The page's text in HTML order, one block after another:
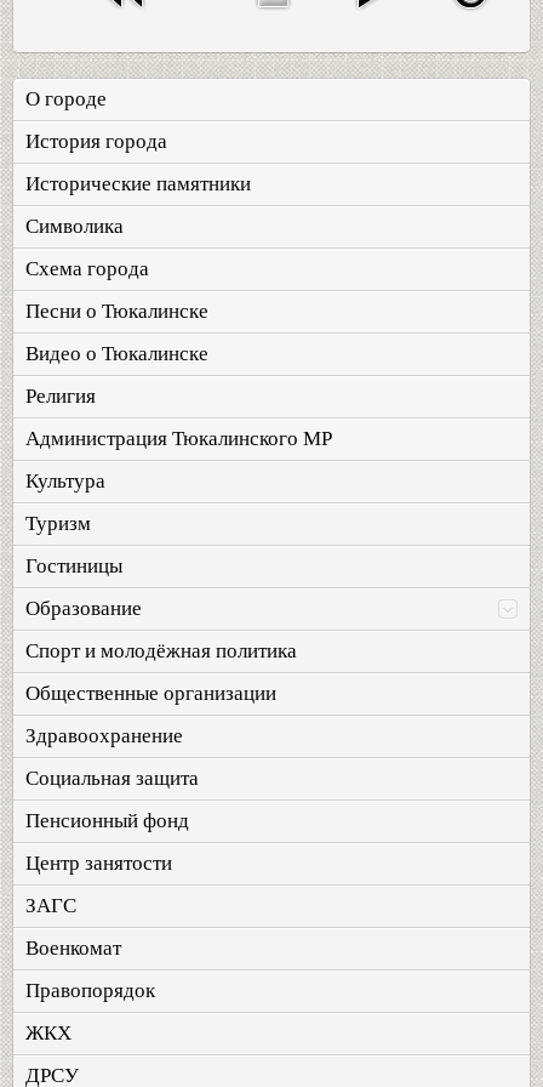
О городе
История города
Исторические памятники
Символика
Схема города
Песни о Тюкалинске
Видео о Тюкалинске
Религия
Администрация Тюкалинского МР
Культура
Туризм
Гостиницы
Образование
Спорт и молодёжная политика
Общественные организации
Здравоохранение
Социальная защита
Пенсионный фонд
Центр занятости
ЗАГС
Военкомат
Правопорядок
ЖКХ
ДРСУ